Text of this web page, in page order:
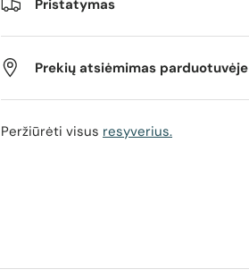
Pristatymas
Prekių atsiėmimas parduotuvėje
Peržiūrėti visus resyverius.